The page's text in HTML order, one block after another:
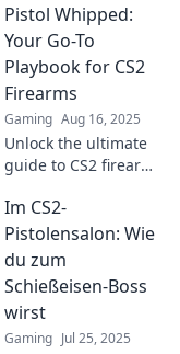
to pistol whip your
enemies and
dominate the game
like a champion.
Pistol Whipped:
Your Go-To
Playbook for CS2
Firearms
Gaming Aug 16, 2025
Unlock the ultimate
guide to CS2 firearms
—your essential
playbook for
mastering every
Im CS2-
Pistolensalon: Wie
du zum
Schießeisen-Boss
wirst
Gaming Jul 25, 2025